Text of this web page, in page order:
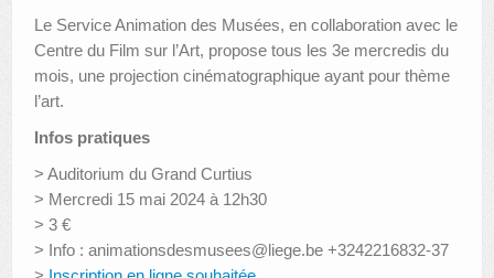
Le Service Animation des Musées, en collaboration avec le
Centre du Film sur l’Art, propose tous les 3e mercredis du
mois, une projection cinématographique ayant pour thème
l’art.
Infos pratiques
> Auditorium du Grand Curtius
> Mercredi 15 mai 2024 à 12h30
> 3 €
> Info : animationsdesmusees@liege.be +3242216832-37